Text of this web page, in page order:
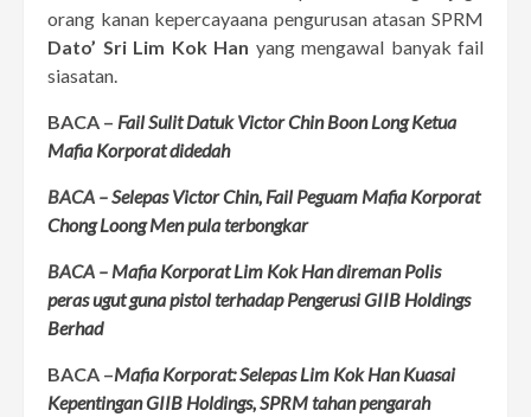
orang kanan kepercayaana pengurusan atasan SPRM
Dato’ Sri Lim Kok Han yang mengawal banyak fail
siasatan.
BACA – Fail Sulit Datuk Victor Chin Boon Long Ketua
Mafia Korporat didedah
BACA –Selepas Victor Chin, Fail Peguam Mafia Korporat
Chong Loong Men pula terbongkar
BACA – Mafia Korporat Lim Kok Han direman Polis
peras ugut guna pistol terhadap Pengerusi GIIB Holdings
Berhad
BACA –Mafia Korporat: Selepas Lim Kok Han Kuasai
Kepentingan GIIB Holdings, SPRM tahan pengarah